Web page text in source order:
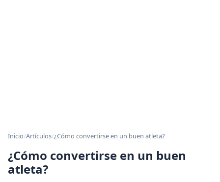
Inicio/Artículos/¿Cómo convertirse en un buen atleta?
¿Cómo convertirse en un buen
atleta?